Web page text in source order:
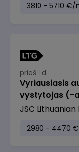
3810 - 5710 €/
prieš 1 d.
Vyriausiasis
vystytojas (-
JSC Lithuanian
2980 - 4470